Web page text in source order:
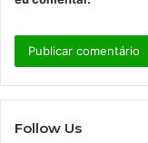
Follow Us